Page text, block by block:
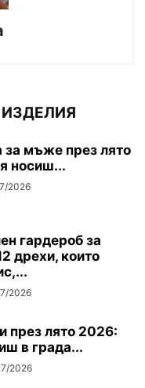
за мъже през лято
носиш...
2026
гардероб за
дрехи, които
2026
лято 2026:
в града...
2026